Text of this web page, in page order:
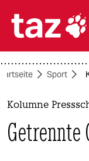

themen
politik
Sport
Kolumne